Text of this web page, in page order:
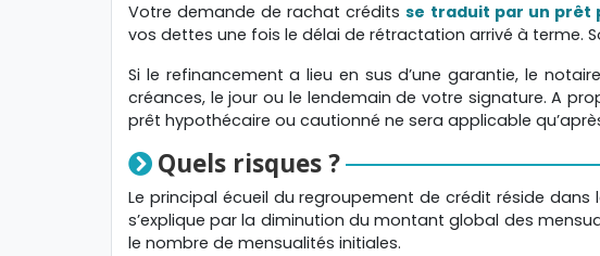
Votre demande de rachat créditsse traduit par un prêt
vos dettes une fois le délai de rétractation arrivé à terme.
Si le refinancement a lieu en sus d’une garantie, le
créances, le jour ou le lendemain de votre signature. A
prêt hypothécaire ou cautionné ne sera applicable
Quels risques ?
Le principal écueil du regroupement de crédit réside
s’explique par la diminution du montant global des
le nombre de mensualités initiales.